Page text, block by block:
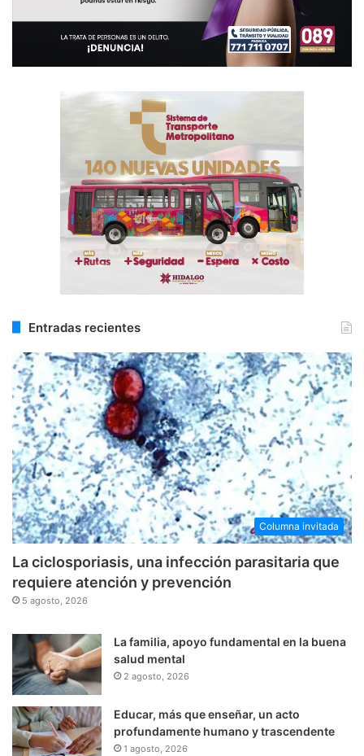
Entradas recientes
Columna invitada
La ciclosporiasis, una infección parasitaria que
requiere atención y prevención
5 agosto, 2026
La familia, apoyo fundamental en la buena
salud mental
2 agosto, 2026
Educar, más que enseñar, un acto
profundamente humano y trascendente
1 agosto, 2026